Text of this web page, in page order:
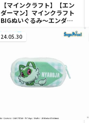
【マインクラフト】【エン
ダーマン】マインクラフト
BIGぬいぐるみ～エンダー
24.05.30